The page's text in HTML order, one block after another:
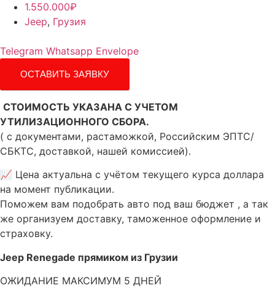
1.550.000₽
Jeep, Грузия
Telegram Whatsapp Envelope
ОСТАВИТЬ ЗАЯВКУ
СТОИМОСТЬ УКАЗАНА С УЧЕТОМ
УТИЛИЗАЦИОННОГО СБОРА.
( с документами, растаможкой, Российским ЭПТС/
СБКТС, доставкой, нашей комиссией).
📈 Цена актуальна с учётом текущего курса доллара
на момент публикации.
Поможем вам подобрать авто под ваш бюджет , а так
же организуем доставку, таможенное оформление и
страховку.
Jeep Renegade прямиком из Грузии
ОЖИДАНИЕ МАКСИМУМ 5 ДНЕЙ